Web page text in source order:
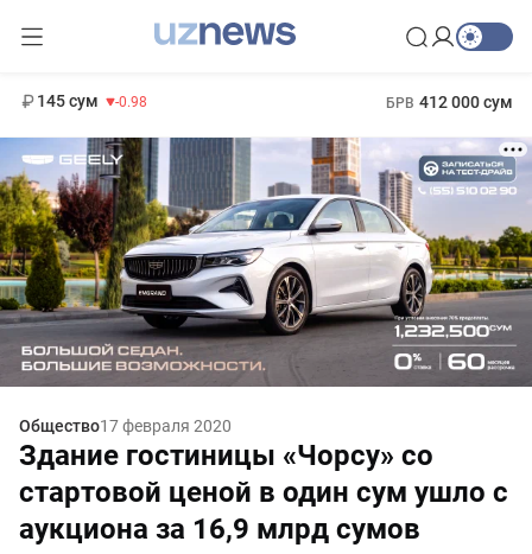
145 сум -0.98 БРВ 412 000 сум
Общество17 февраля 2020
Здание гостиницы «Чорсу» со
стартовой ценой в один сум ушло с
аукциона за 16,9 млрд сумов